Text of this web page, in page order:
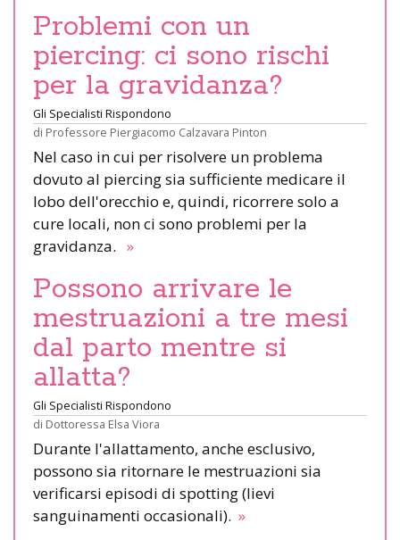
Problemi con un
piercing: ci sono rischi
per la gravidanza?
Gli Specialisti Rispondono
di Professore Piergiacomo Calzavara Pinton
Nel caso in cui per risolvere un problema
dovuto al piercing sia sufficiente medicare il
lobo dell'orecchio e, quindi, ricorrere solo a
cure locali, non ci sono problemi per la
gravidanza. »
Possono arrivare le
mestruazioni a tre mesi
dal parto mentre si
allatta?
Gli Specialisti Rispondono
di Dottoressa Elsa Viora
Durante l'allattamento, anche esclusivo,
possono sia ritornare le mestruazioni sia
verificarsi episodi di spotting (lievi
sanguinamenti occasionali). »